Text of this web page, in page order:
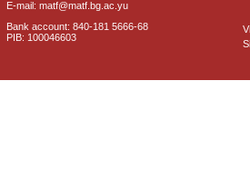
E-mail: matf@matf.bg.ac.yu
Bank account: 840-181 5666-68
PIB: 100046603